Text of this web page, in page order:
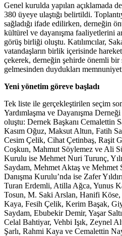
Genel kurulda yapılan açıklamada
380 üyeye ulaştığı belirtildi.
sağladığı ifade edilirken, derneğin
kültürel ve dayanışma faaliyetlerini
görüş birliği oluştu. Katılımcılar,
vatandaşların birlik içerisinde
çekerek, derneğin şehirde önemli
gelmesinden duydukları
Yeni yönetim göreve başladı
Tek liste ile gerçekleştirilen seçim
Yardımlaşma ve Dayanışma
oluştu: Dernek Başkanı Cemalettin
Kasım Oğuz, Maksut Altun, Fatih
Cesim Çelik, Cihat Çetinbaş, Raşit
Coşkun, Mahmut Söylemez ve Ali
Kurulu ise Mehmet Nuri Turunç,
Saydam, Mehmet Aktaş ve Mehmet
Danışma Kurulu’nda ise Zafer
Turan Erdemli, Atilla Ağca, Yunus
Tosun, M. Saki Arslan, Hanifi
Kaya, Fesih Çelik, Kerim Başak,
Saydam, Ebubekir Demir, Yaşar
Celal Bahtiyar, Vehbi Işık, Zeynel
Şarlı, Rahmi Kaya ve Cemalettin